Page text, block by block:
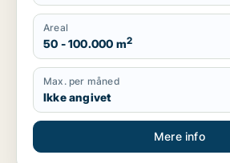
Areal
50 - 100.000 m2
Max. per måned
Ikke angivet
Mere info